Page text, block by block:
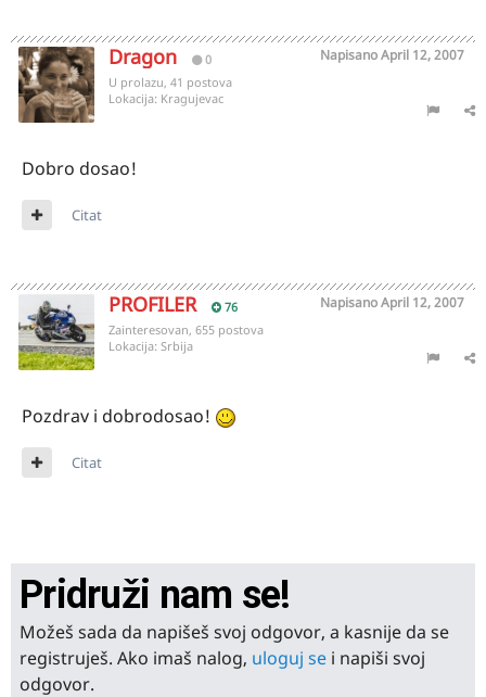
Dragon 0 NapisanoApril 12, 2007
U prolazu, 41 postova
Lokacija: Kragujevac
Dobro dosao!
Citat
PROFILER 76 NapisanoApril 12, 2007
Zainteresovan, 655 postova
Lokacija: Srbija
Pozdrav i dobrodosao!
Citat
Pridruži nam se!
Možeš sada da napišeš svoj odgovor, a kasnije da se
registruješ. Ako imaš nalog, uloguj se i napiši svoj
odgovor.